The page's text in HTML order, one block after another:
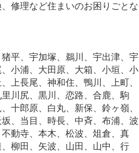
修理など住まいのお困りごとな
平、宇加塚、鵜川、宇出津、宇
小浦、大田原、大箱、小垣、小
上長尾、神和住、鴨川、上町、
川尻、黒川、恋路、合鹿、駒
十郎原、白丸、新保、鈴ヶ嶺、
、当目、時長、中斉、布浦、波
動寺、本木、松波、俎倉、真
柳田、矢波、山田、山中、行